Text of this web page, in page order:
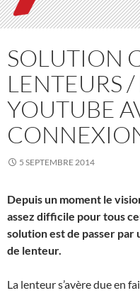
SOLUTION
LENTEURS
YOUTUBE
5 SEPTEMBRE 2014
Depuis un moment le
assez difficile pour tous
solution est de passer
de lenteur.
La lenteur s’avère due en